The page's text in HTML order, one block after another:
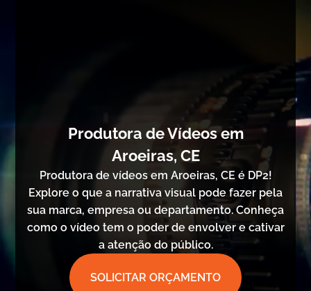
Produtora de Vídeos em
Aroeiras, CE
Produtora de vídeos em Aroeiras, CE é DP2!
Explore o que a narrativa visual pode fazer pela
sua marca, empresa ou departamento. Conheça
como o vídeo tem o poder de envolver e cativar
a atenção do público.
SOLICITAR ORÇAMENTO